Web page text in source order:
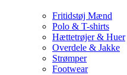
Fritidstøj Mænd
Polo & T-shirts
Hættetrøjer & Huer
Overdele & Jakke
Strømper
Footwear